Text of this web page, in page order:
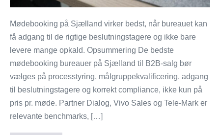
Mødebooking på Sjælland virker bedst, når bureauet kan
få adgang til de rigtige beslutningstagere og ikke bare
levere mange opkald. Opsummering De bedste
mødebooking bureauer på Sjælland til B2B-salg bør
vælges på processtyring, målgruppekvalificering, adgang
til beslutningstagere og korrekt compliance, ikke kun på
pris pr. møde. Partner Dialog, Vivo Sales og Tele-Mark er
relevante benchmarks, […]